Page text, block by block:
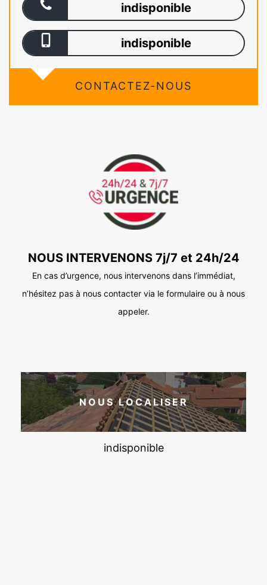
indisponible
indisponible
CONTACTEZ-NOUS
NOUS INTERVENONS 7j/7 et 24h/24
En cas d’urgence, nous intervenons dans l’immédiat,
n’hésitez pas à nous contacter via le formulaire ou à nous
appeler.
NOUS LOCALISER
indisponible